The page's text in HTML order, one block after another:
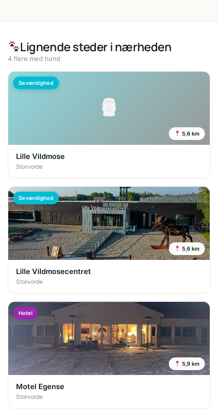
Lignende steder i nærheden
4 flere med hund
Seværdighed
5,6 km
Lille Vildmose
Storvorde
Seværdighed
5,6 km
Lille Vildmosecentret
Storvorde
Hotel
5,9 km
Motel Egense
Storvorde